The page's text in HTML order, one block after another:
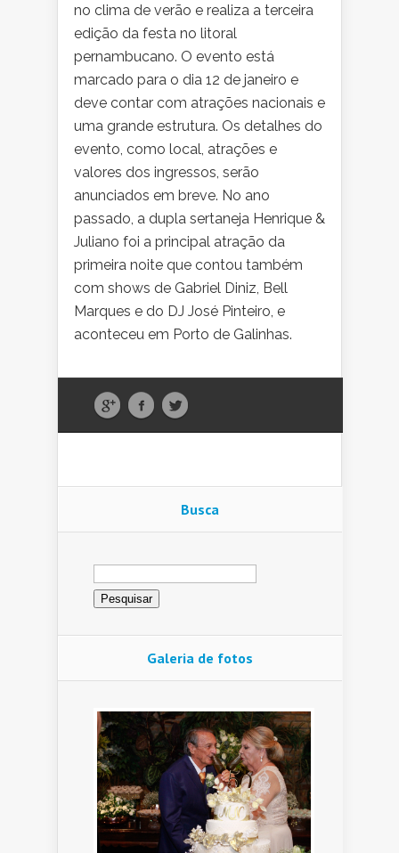
no clima de verão e realiza a terceira
edição da festa no litoral
pernambucano. O evento está
marcado para o dia 12 de janeiro e
deve contar com atrações nacionais e
uma grande estrutura. Os detalhes do
evento, como local, atrações e
valores dos ingressos, serão
anunciados em breve. No ano
passado, a dupla sertaneja Henrique &
Juliano foi a principal atração da
primeira noite que contou também
com shows de Gabriel Diniz, Bell
Marques e do DJ José Pinteiro, e
aconteceu em Porto de Galinhas.
Busca
Pesquisar
por:
Galeria de fotos